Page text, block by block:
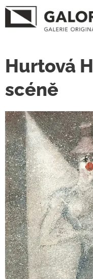
Hurtová
scéně